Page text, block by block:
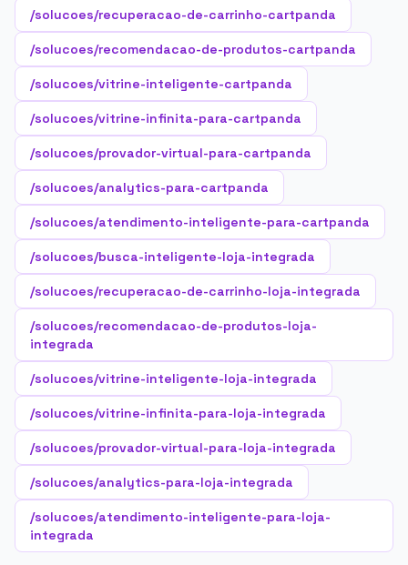
/solucoes/recuperacao-de-carrinho-cartpanda
/solucoes/recomendacao-de-produtos-cartpanda
/solucoes/vitrine-inteligente-cartpanda
/solucoes/vitrine-infinita-para-cartpanda
/solucoes/provador-virtual-para-cartpanda
/solucoes/analytics-para-cartpanda
/solucoes/atendimento-inteligente-para-cartpanda
/solucoes/busca-inteligente-loja-integrada
/solucoes/recuperacao-de-carrinho-loja-integrada
/solucoes/recomendacao-de-produtos-loja-
integrada
/solucoes/vitrine-inteligente-loja-integrada
/solucoes/vitrine-infinita-para-loja-integrada
/solucoes/provador-virtual-para-loja-integrada
/solucoes/analytics-para-loja-integrada
/solucoes/atendimento-inteligente-para-loja-
integrada